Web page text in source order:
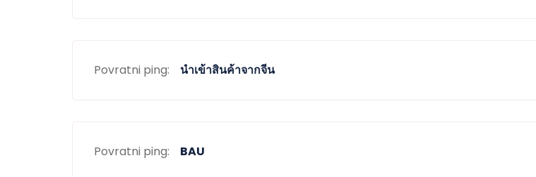
Povratni ping: นำเข้าสินค้าจากจีน
Povratni ping: BAU